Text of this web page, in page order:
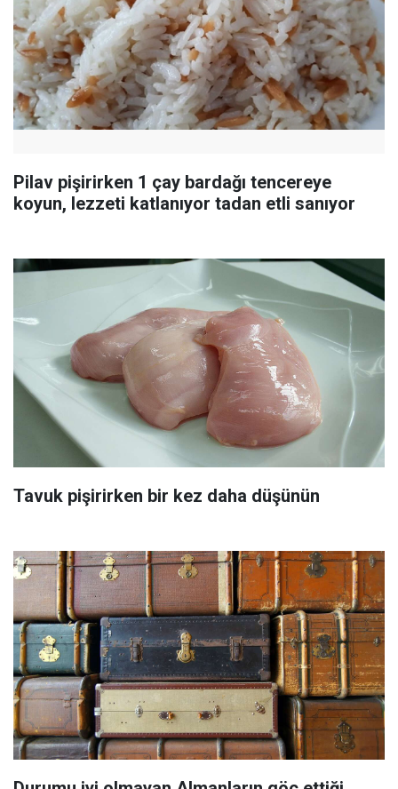
Pilav pişirirken 1 çay bardağı tencereye
koyun, lezzeti katlanıyor tadan etli sanıyor
Tavuk pişirirken bir kez daha düşünün